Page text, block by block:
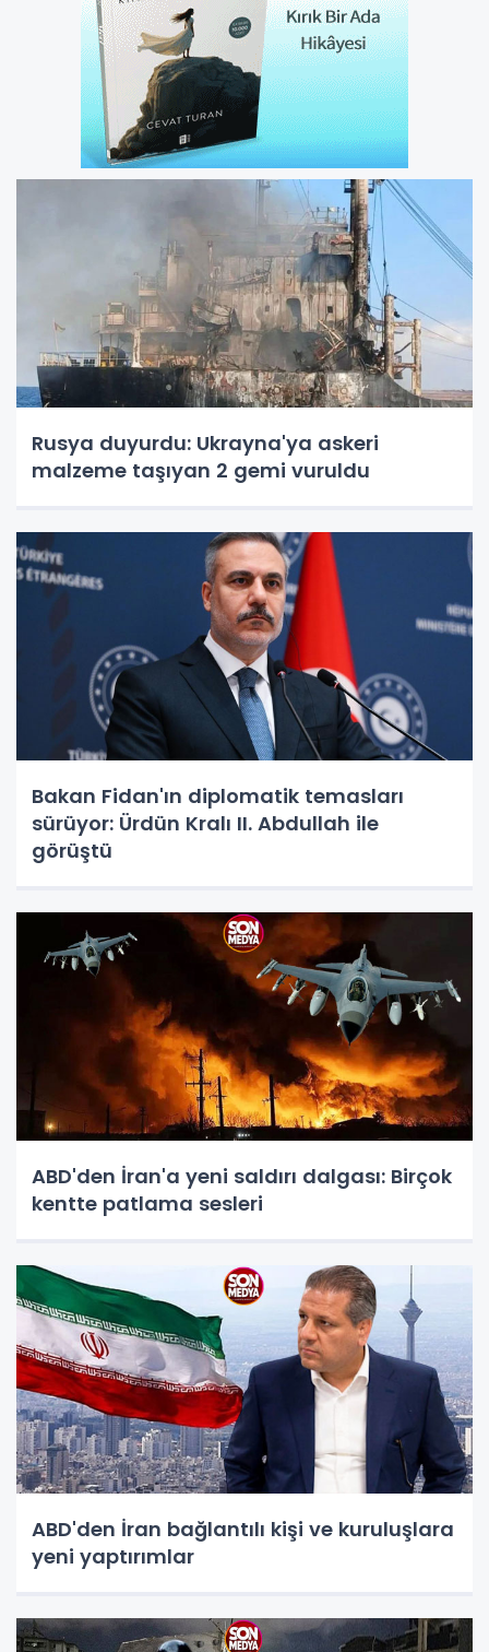
Rusya duyurdu: Ukrayna'ya askeri
malzeme taşıyan 2 gemi vuruldu
Bakan Fidan'ın diplomatik temasları
sürüyor: Ürdün Kralı II. Abdullah ile
görüştü
ABD'den İran'a yeni saldırı dalgası: Birçok
kentte patlama sesleri
ABD'den İran bağlantılı kişi ve kuruluşlara
yeni yaptırımlar